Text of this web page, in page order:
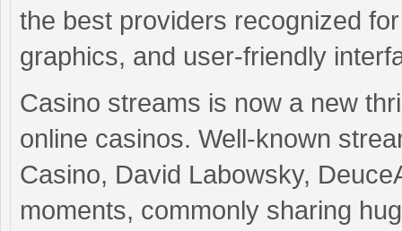
the best providers recognized
graphics, and user-friendly
Casino streams is now a new
online casinos. Well-known
Casino, David Labowsky,
moments, commonly sharing